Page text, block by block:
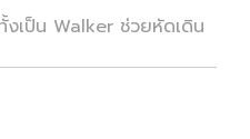
งเป็น Walker ช่วยหัดเดิน